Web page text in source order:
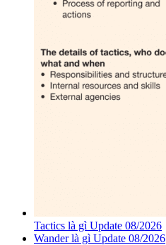
Tactics là gì Update 08/2026
Wander là gì Update 08/2026